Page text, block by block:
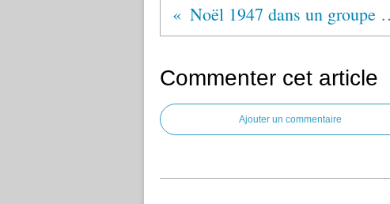
Noël 1947
Commenter cet article
Ajouter un commentaire